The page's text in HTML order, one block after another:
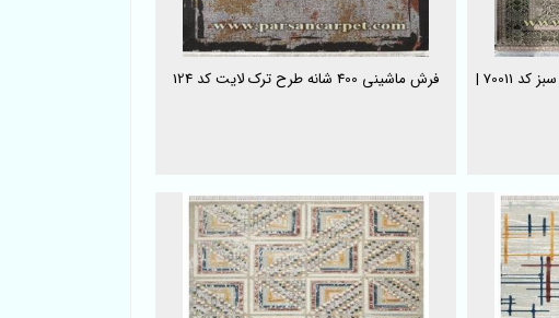
فرش 700 شانه مدرن پالت طوسی سبز کد 70011 |
فرش ماشینی 400 شانه طرح ترک لایت کد 124